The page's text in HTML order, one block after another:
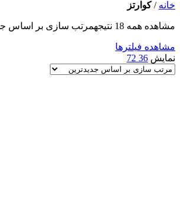
خانه /کوارتز
مشاهده همه 18 نتیجه مرتب سازی بر اساس
مشاهده فیلترها
نمایش 36
72